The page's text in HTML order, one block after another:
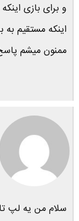
و برای بازی
اینکه مستقیم به
ممنون میشم